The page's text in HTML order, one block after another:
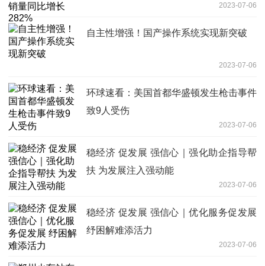
2023-07-06
自主性增强！国产操作系统实现新突破
2023-07-06
环球速看：美国首都华盛顿发生枪击事件
致9人受伤
2023-07-06
稳经济 促发展 强信心｜强化助企指导帮
扶 为发展注入强动能
2023-07-06
稳经济 促发展 强信心｜优化服务促发展
纾困解难添活力
2023-07-06